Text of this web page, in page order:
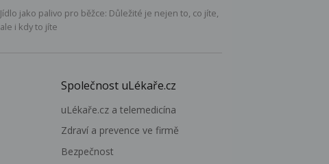
Jídlo jako palivo pro běžce: Důležité je nejen to, co jíte,
ale i kdy to jíte
Společnost uLékaře.cz
uLékaře.cz a telemedicína
Zdraví a prevence ve firmě
Bezpečnost